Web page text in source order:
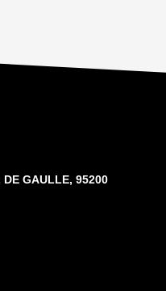
DE GAULLE, 95200